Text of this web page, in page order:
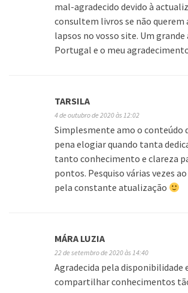
mal-agradecido devido à
consultem livros se não querem
lapsos no vosso site. Um grande
Portugal e o meu
TARSILA
4 de outubro de 2020 às 12:02
Simplesmente amo o conteúdo
pena elogiar quando tanta
tanto conhecimento e clareza
pontos. Pesquiso várias vezes
pela constante atualização
MÁRA LUZIA
22 de setembro de 2020 às 14:40
Agradecida pela disponibilidade
compartilhar conhecimentos